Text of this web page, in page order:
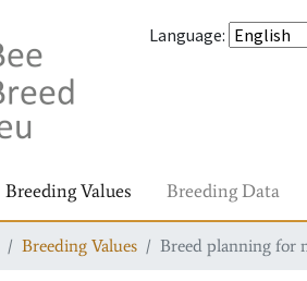
Language:
Breeding Values Breeding Data
Breeding Values Breed planning for